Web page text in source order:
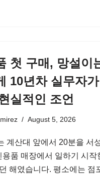
첫 구매, 망설이
10년차 실무자가
실적인 조언
August 5, 2026
계산대 앞에서 20분을 서
용품 매장에서 일하기 시작
해였습니다. 평소에는 점